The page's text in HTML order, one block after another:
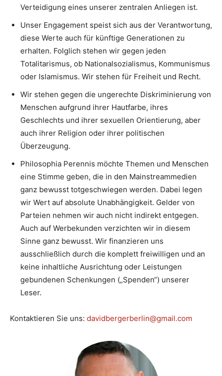
Verteidigung eines unserer zentralen Anliegen ist.
Unser Engagement speist sich aus der Verantwortung,
diese Werte auch für künftige Generationen zu
erhalten. Folglich stehen wir gegen jeden
Totalitarismus, ob Nationalsozialismus, Kommunismus
oder Islamismus. Wir stehen für Freiheit und Recht.
Wir stehen gegen die ungerechte Diskriminierung von
Menschen aufgrund ihrer Hautfarbe, ihres
Geschlechts und ihrer sexuellen Orientierung, aber
auch ihrer Religion oder ihrer politischen
Überzeugung.
Philosophia Perennis möchte Themen und Menschen
eine Stimme geben, die in den Mainstreammedien
ganz bewusst totgeschwiegen werden. Dabei legen
wir Wert auf absolute Unabhängigkeit. Gelder von
Parteien nehmen wir auch nicht indirekt entgegen.
Auch auf Werbekunden verzichten wir in diesem
Sinne ganz bewusst. Wir finanzieren uns
ausschließlich durch die komplett freiwilligen und an
keine inhaltliche Ausrichtung oder Leistungen
gebundenen Schenkungen („Spenden“) unserer
Leser.
Kontaktieren Sie uns: davidbergerberlin@gmail.com